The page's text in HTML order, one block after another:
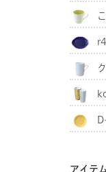
アイテ